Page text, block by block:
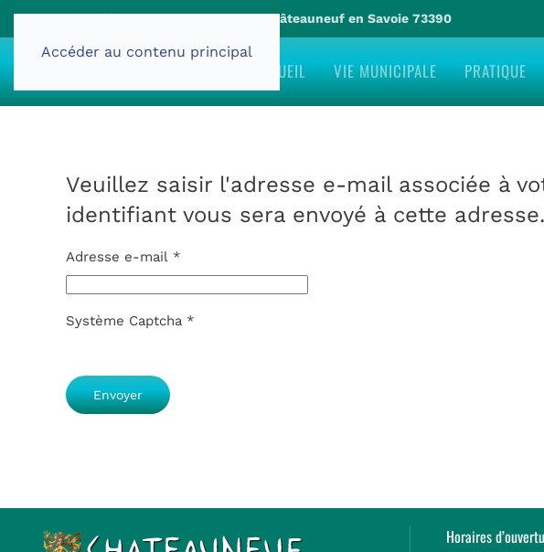
Accéder au contenu principal
Site officiel de la commune de Châteauneuf en Savoie 73390
ACCUEIL VIE MUNICIPALE PRATIQUE
Veuillez saisir l'adresse e-mail associée à
identifiant vous sera envoyé à cette adresse.
Adresse e-mail *
Système Captcha *
Envoyer
Horaires